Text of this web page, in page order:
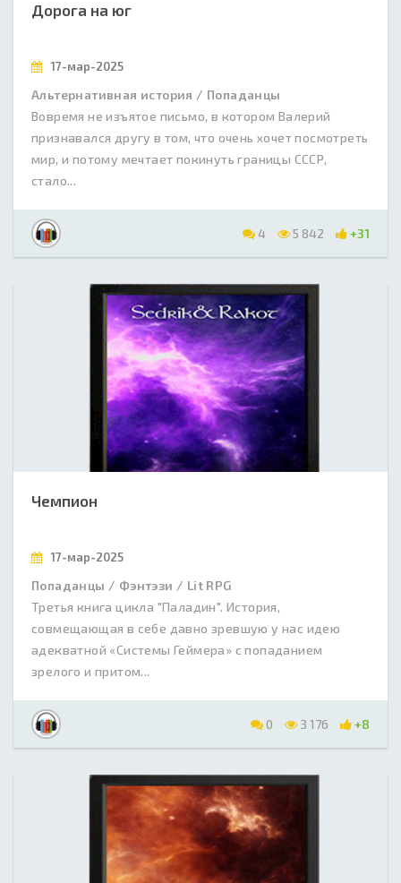
Дорога на юг
17-мар-2025
Альтернативная история / Попаданцы
Вовремя не изъятое письмо, в котором Валерий
признавался другу в том, что очень хочет посмотреть
мир, и потому мечтает покинуть границы СССР,
стало...
4 5 842 +31
Чемпион
17-мар-2025
Попаданцы / Фэнтэзи / Lit RPG
Третья книга цикла "Паладин". История,
совмещающая в себе давно зревшую у нас идею
адекватной «Системы Геймера» с попаданием
зрелого и притом...
0 3 176 +8